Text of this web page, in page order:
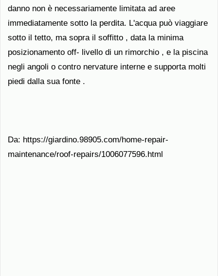
danno non è necessariamente limitata ad aree
immediatamente sotto la perdita. L'acqua può viaggiare
sotto il tetto, ma sopra il soffitto , data la minima
posizionamento off- livello di un rimorchio , e la piscina
negli angoli o contro nervature interne e supporta molti
piedi dalla sua fonte .
Da: https://giardino.98905.com/home-repair-
maintenance/roof-repairs/1006077596.html